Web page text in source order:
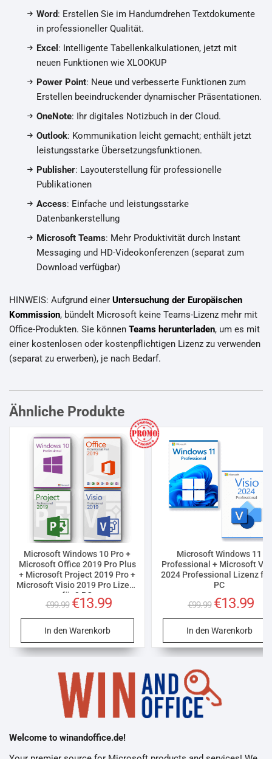
Word: Erstellen Sie im Handumdrehen Textdokumente
in professioneller Qualität.
Excel : Intelligente Tabellenkalkulationen, jetzt mit
neuen Funktionen wie XLOOKUP
Power Point: Neue und verbesserte Funktionen zum
Erstellen beeindruckender dynamischer Präsentationen.
OneNote: Ihr digitales Notizbuch in der Cloud.
Outlook: Kommunikation leicht gemacht; enthält jetzt
leistungsstarke Übersetzungsfunktionen.
Publisher: Layouterstellung für professionelle
Publikationen
Access: Einfache und leistungsstarke
Datenbankerstellung
Microsoft Teams: Mehr Produktivität durch Instant
Messaging und HD-Videokonferenzen (separat zum
Download verfügbar)
HINWEIS: Aufgrund einer Untersuchung der Europäischen
Kommission, bündelt Microsoft keine Teams-Lizenz mehr mit
Office-Produkten. Sie können Teams herunterladen, um es mit
einer kostenlosen oder kostenpflichtigen Lizenz zu verwenden
(separat zu erwerben), je nach Bedarf.
Ähnliche Produkte
Microsoft Windows 10 Pro +
Microsoft Office 2019 Pro Plus
+ Microsoft Project 2019 Pro +
Microsoft Visio 2019 Pro Lizenz
für 3 PC
€99.99 Ursprünglicher
Preis
war:
€99.99
€13.99
ist:
In den Warenkorb
Microsoft Windows 11
Professional + Microsoft
2024 Professional Lizenz
PC
€99.99 Ursprünglicher
Preis
war:
€99.99
€13.99
ist:
In den Warenkorb
Welcome to winandoffice.de!